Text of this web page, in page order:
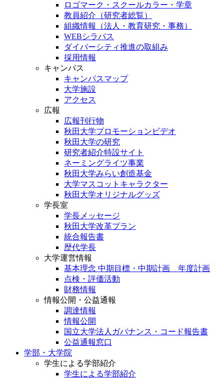
ロゴマーク・スクールカラー・学章
教員紹介（研究者総覧）
組織情報（法人・教育研究・事務）
WEBシラバス
ダイバーシティ推進の取組み
採用情報
キャンパス
キャンパスマップ
大学施設
アクセス
広報
広報刊行物
秋田大学プロモーションビデオ
秋田大学の研究
研究者紹介特設サイト
ネーミングライツ事業
秋田大学みらい創造基金
大学マスコットキャラクター
秋田大学オリジナルグッズ
学長室
学長メッセージ
秋田大学改革プラン
統合報告書
歴代学長
大学運営情報
基本理念 中期目標・中期計画 年度計画
点検・評価活動
財務情報
情報公開・公益通報
調達情報
情報公開
国立大学法人ガバナンス・コード報告書
公益通報窓口
学部・大学院
学生による学部紹介
学生による学部紹介